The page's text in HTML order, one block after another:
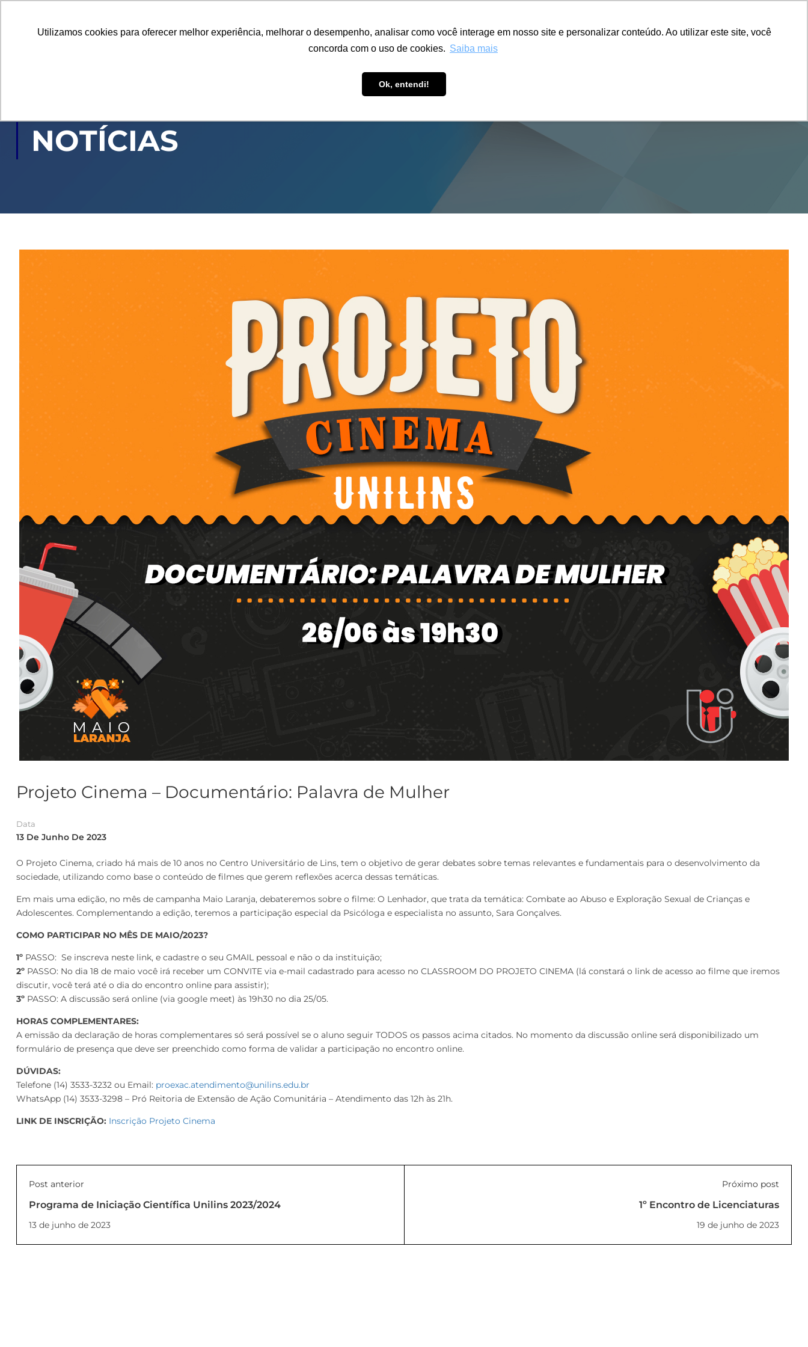
Utilizamos cookies para oferecer melhor experiência, melhorar o desempenho, analisar como você interage em nosso site e personalizar conteúdo. Ao utilizar este site, você
concorda com o uso de cookies. Saiba mais
Ok, entendi!
PÓS-GRADUAÇÃO CAPACITAÇÃO EXTENSÃO PESQUISA
NOTÍCIAS
Projeto Cinema – Documentário: Palavra de Mulher
Data
13 De Junho De 2023
O Projeto Cinema, criado há mais de 10 anos no Centro Universitário de Lins, tem o objetivo de gerar debates sobre temas relevantes e fundamentais para o desenvolvimento da
sociedade, utilizando como base o conteúdo de filmes que gerem reflexões acerca dessas temáticas.
Em mais uma edição, no mês de campanha Maio Laranja, debateremos sobre o filme: O Lenhador, que trata da temática: Combate ao Abuso e Exploração Sexual de Crianças e
Adolescentes. Complementando a edição, teremos a participação especial da Psicóloga e especialista no assunto, Sara Gonçalves.
COMO PARTICIPAR NO MÊS DE MAIO/2023?
1º PASSO: Se inscreva neste link, e cadastre o seu GMAIL pessoal e não o da instituição;
2º PASSO: No dia 18 de maio você irá receber um CONVITE via e-mail cadastrado para acesso no CLASSROOM DO PROJETO CINEMA (lá constará o link de acesso ao filme que iremos
discutir, você terá até o dia do encontro online para assistir);
3º PASSO: A discussão será online (via google meet) às 19h30 no dia 25/05.
HORAS COMPLEMENTARES:
A emissão da declaração de horas complementares só será possível se o aluno seguir TODOS os passos acima citados. No momento da discussão online será disponibilizado um
formulário de presença que deve ser preenchido como forma de validar a participação no encontro online.
DÚVIDAS:
Telefone (14) 3533-3232 ou Email: proexac.atendimento@unilins.edu.br
WhatsApp (14) 3533-3298 – Pró Reitoria de Extensão de Ação Comunitária – Atendimento das 12h às 21h.
LINK DE INSCRIÇÃO: Inscrição Projeto Cinema
Post anterior
Programa de Iniciação Científica Unilins 2023/2024
13 de junho de 2023
Próximo post
1º Encontro de Licenciaturas
19 de junho de 2023